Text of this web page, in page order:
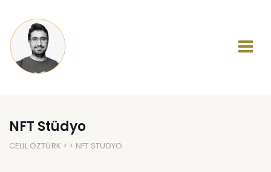
NFT Stüdyo
CELIL ÖZTÜRK > > NFT STÜDYO